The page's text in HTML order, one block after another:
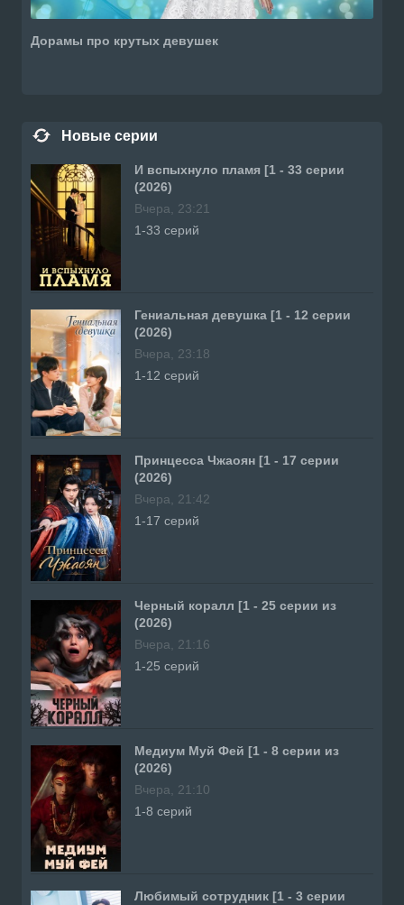
Дорамы про крутых девушек
Новые серии
И вспыхнуло пламя [1 - 33 серии
(2026)
Вчера, 23:21
1-33 серий
Гениальная девушка [1 - 12 серии
(2026)
Вчера, 23:18
1-12 серий
Принцесса Чжаоян [1 - 17 серии
(2026)
Вчера, 21:42
1-17 серий
Черный коралл [1 - 25 серии из
(2026)
Вчера, 21:16
1-25 серий
Медиум Муй Фей [1 - 8 серии из
(2026)
Вчера, 21:10
1-8 серий
Любимый сотрудник [1 - 3 серии